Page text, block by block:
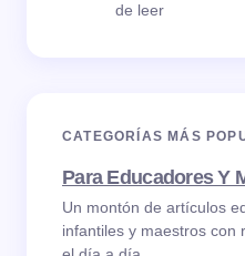
de leer
CATEGORÍAS MÁS
Para Educadores Y
Un montón de artículos
infantiles y maestros con